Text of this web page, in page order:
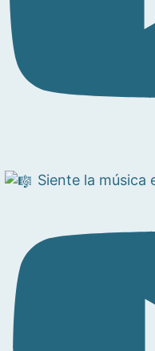
Siente la música